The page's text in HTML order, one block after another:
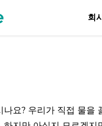
회
나요? 우리가 직접 물을